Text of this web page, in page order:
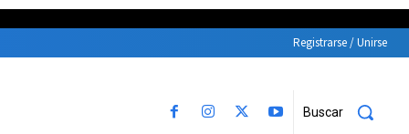
Registrarse / Unirse
Buscar